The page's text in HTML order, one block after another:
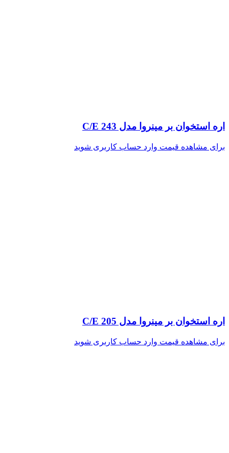
اره استخوان بر مینروا مدل C/E 243
برای مشاهده قیمت وارد حساب کاربری شوید
اره استخوان بر مینروا مدل C/E 205
برای مشاهده قیمت وارد حساب کاربری شوید